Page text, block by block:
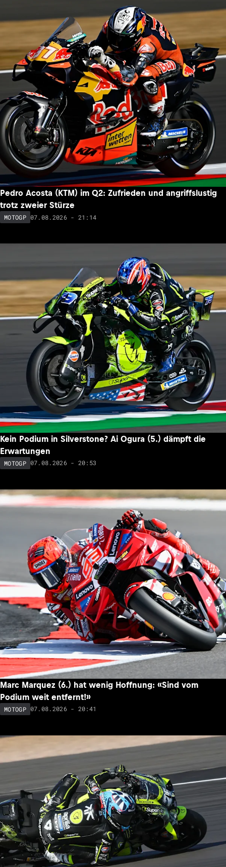
Pedro Acosta (KTM) im Q2: Zufrieden und angriffslustig
trotz zweier Stürze
MOTOGP 07.08.2026 - 21:14
Kein Podium in Silverstone? Ai Ogura (5.) dämpft die
Erwartungen
MOTOGP 07.08.2026 - 20:53
Marc Marquez (6.) hat wenig Hoffnung: «Sind vom
Podium weit entfernt!»
MOTOGP 07.08.2026 - 20:41